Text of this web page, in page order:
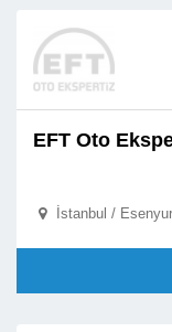
EFT Oto
 İstanbul /